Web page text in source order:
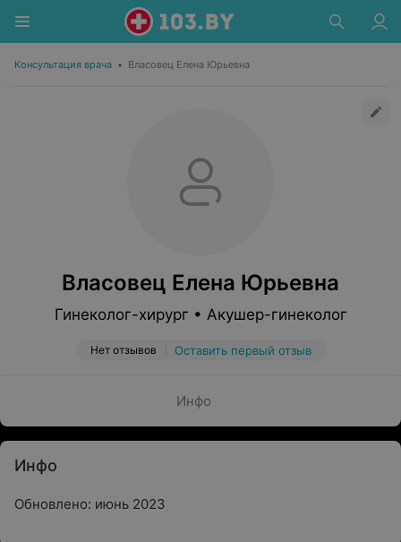
Консультация врача • Власовец Елена Юрьевна
Власовец Елена Юрьевна
Гинеколог-хирург • Акушер-гинеколог
Нет отзывов Оставить первый отзыв
Инфо
Инфо
Обновлено: июнь 2023